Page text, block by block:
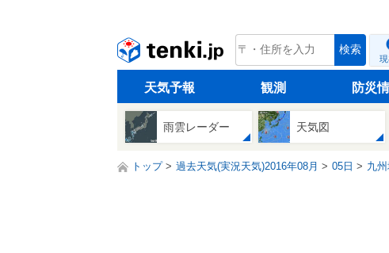
tenki.jp 検索
天気予報 観測 防災
雨雲レーダー 天気図
トップ 過去天気(実況天気)2016年08月 05日 九